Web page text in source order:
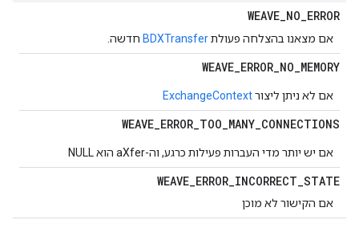
WEAVE_NO_ERROR
אם מצאנו בהצלחה פעולתBDXTransfer חדשה.
WEAVE_ERROR_NO_MEMORY
אם לא ניתן ליצורExchangeContext
WEAVE_ERROR_TOO_MANY_CONNECTIONS
אם יש יותר מדי העברות פעילות כרגע, וה-aXfer הוא NULL
WEAVE_ERROR_INCORRECT_STATE
אם הקישור לא מוכן